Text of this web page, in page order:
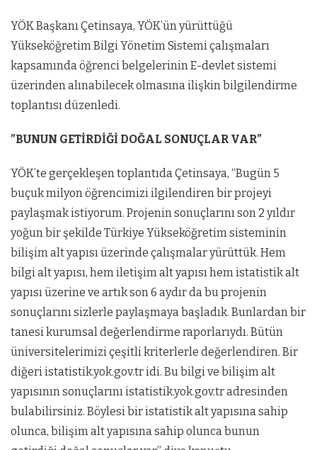
YÖK Başkanı Çetinsaya, YÖK’ün yürüttüğü
Yükseköğretim Bilgi Yönetim Sistemi çalışmaları
kapsamında öğrenci belgelerinin E-devlet sistemi
üzerinden alınabilecek olmasına ilişkin bilgilendirme
toplantısı düzenledi.
”BUNUN GETİRDİĞİ DOĞAL SONUÇLAR VAR”
YÖK’te gerçekleşen toplantıda Çetinsaya, “Bugün 5
buçuk milyon öğrencimizi ilgilendiren bir projeyi
paylaşmak istiyorum. Projenin sonuçlarını son 2 yıldır
yoğun bir şekilde Türkiye Yükseköğretim sisteminin
bilişim alt yapısı üzerinde çalışmalar yürüttük. Hem
bilgi alt yapısı, hem iletişim alt yapısı hem istatistik alt
yapısı üzerine ve artık son 6 aydır da bu projenin
sonuçlarını sizlerle paylaşmaya başladık. Bunlardan bir
tanesi kurumsal değerlendirme raporlarıydı. Bütün
üniversitelerimizi çeşitli kriterlerle değerlendiren. Bir
diğeri istatistik.yok.gov.tr idi. Bu bilgi ve bilişim alt
yapısının sonuçlarını istatistik.yok.gov.tr adresinden
bulabilirsiniz. Böylesi bir istatistik alt yapısına sahip
olunca, bilişim alt yapısına sahip olunca bunun